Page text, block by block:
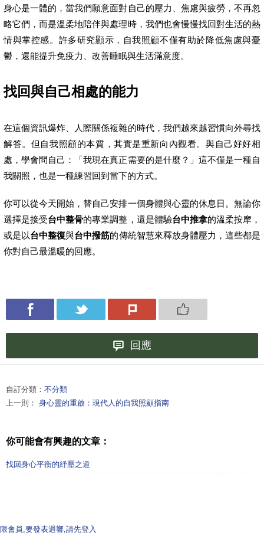
身心是一體的，當我們願意面對自己的壓力、焦慮與疲勞，不再忽
略它們，而是溫柔地陪伴與處理時，我們也會慢慢找回對生活的熱
情與掌控感。許多研究顯示，自我照顧不僅有助於降低焦慮與憂
鬱，還能提升免疫力、改善睡眠與生活滿意度。
找回與自己相處的能力
在這個資訊爆炸、人際關係複雜的時代，我們越來越習慣向外尋找
解答。但自我照顧的本質，其實是重新向內觀看。與自己好好相
處，學會問自己：「我現在真正需要的是什麼？」這不僅是一種自
我關照，也是一種練習回到當下的方式。
你可以從今天開始，替自己安排一個身體與心靈的休息日。無論你
選擇是接受台中整骨的專業調整，還是體驗台中推拿的溫柔按摩，
或是以台中整復與台中撥筋的傳統智慧來釋放身體壓力，這些都是
你對自己最溫暖的回應。
回應
自訂分類： 不分類
上一則： 身心靈的重啟：現代人的自我照顧指南
你可能會有興趣的文章：
找回身心平衡的紓壓之道
限會員,要發表迴響,請先登入